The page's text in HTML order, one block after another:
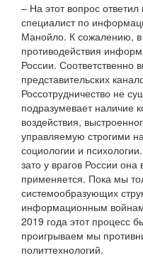
– На этот вопрос
специалист по
Манойло. К сожалению, в
противодействия
России. Соответственно
представительских
Россотрудничество не
подразумевает наличие
воздействия,
управляемую строгими
социологии и
зато у врагов России
применяется. Пока мы
системообразующих
информационным
2019 года этот процесс
проигрываем мы
политтехнологий.